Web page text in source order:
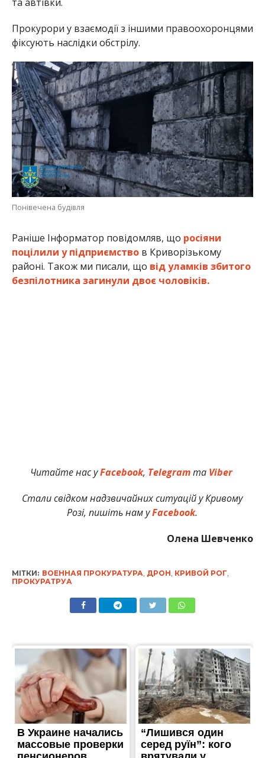
Прокурори у взаємодії з іншими правоохоронцями
фіксують наслідки обстрілу.
Понівечена будівля
Раніше Інформатор повідомляв, що росіяни
поцілили у підприємствов Криворізькому
районі. Також ми писали, що від уламків збитого
безпілотника загинули двоє чоловіків.
Читайте нас уFacebook, Telegramта Viber
Стали свідком надзвичайних ситуацій у Кривому
Розі, пишіть нам уFacebook.
Олена Шевченко
МІТКИ: ВОЕННАЯ ПРОКУРАТУРА, ДРОН, КРИВОЙ РОГ,
ПРОКУРАТРУА